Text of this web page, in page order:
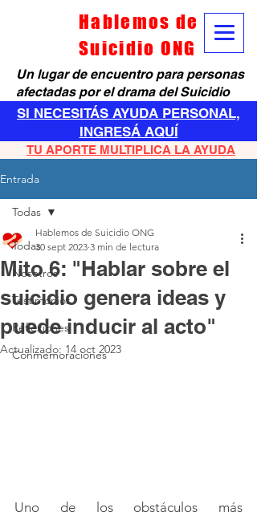
Hablemos de
Suicidio ONG
SI NECESITÁS AYUDA PERSONAL,
INGRESÁ AQUÍ
Un lugar de encuentro para personas
afectadas por el drama del Suicidio
TU APORTE MULTIPLICA LA AYUDA
Entrada
Todas
Nosotros
Testimonios
Reflexiones
Conmemoraciones
Todas
Mito 6: "Hablar sobre el
suicidio genera ideas y
puede inducir al acto"
Hablemos de Suicidio ONG
30 sept 2023 3 min de lectura
Actualizado: 14 oct 2023
Uno de los obstáculos más